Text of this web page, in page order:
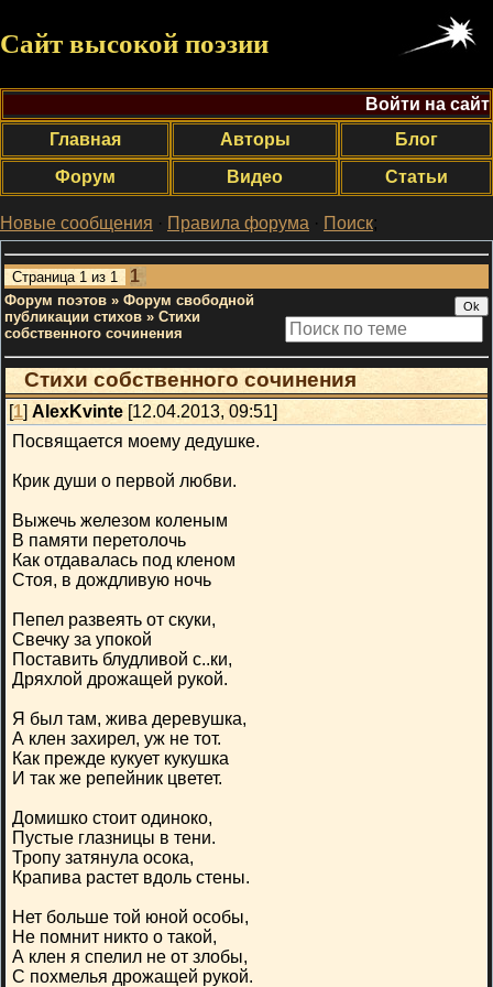
Сайт высокой поэзии
Войти на сайт
Главная
Авторы
Блог
Форум
Видео Статьи
Новые сообщения · Правила форума · Поиск;
Страница 1 из 1 1
Форум поэтов » Форум свободной
публикации стихов » Стихи
собственного сочинения
Стихи собственного сочинения
[1] AlexKvinte [12.04.2013, 09:51]
Посвящается моему дедушке.
Крик души о первой любви.
Выжечь железом коленым
В памяти перетолочь
Как отдавалась под кленом
Стоя, в дождливую ночь
Пепел развеять от скуки,
Свечку за упокой
Поставить блудливой с..ки,
Дряхлой дрожащей рукой.
Я был там, жива деревушка,
А клен захирел, уж не тот.
Как прежде кукует кукушка
И так же репейник цветет.
Домишко стоит одиноко,
Пустые глазницы в тени.
Тропу затянула осока,
Крапива растет вдоль стены.
Нет больше той юной особы,
Не помнит никто о такой,
А клен я спелил не от злобы,
С похмелья дрожащей рукой.